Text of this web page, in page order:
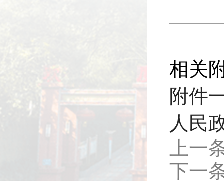
相关
附件
人民
上一
下一